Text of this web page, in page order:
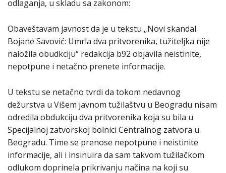
odlaganja, u skladu sa zakonom:
Obaveštavam javnost da je u tekstu „Novi skandal
Bojane Savović: Umrla dva pritvorenika, tužiteljka nije
naložila obudkciju“ redakcija b92 objavila neistinite,
nepotpune i netačno prenete informacije.
U tekstu se netačno tvrdi da tokom nedavnog
dežurstva u Višem javnom tužilaštvu u Beogradu nisam
odredila obdukciju dva pritvorenika koja su bila u
Specijalnoj zatvorskoj bolnici Centralnog zatvora u
Beogradu. Time se prenose nepotpune i neistinite
informacije, ali i insinuira da sam takvom tužilačkom
odlukom doprinela prikrivanju načina na koji su